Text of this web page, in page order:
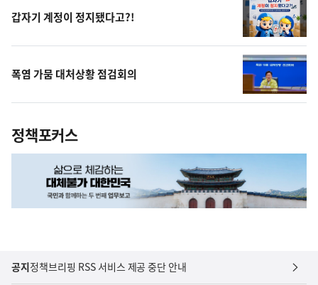
갑자기 계정이 정지됐다고?!
폭염 가뭄 대처상황 점검회의
정책포커스
공지정책브리핑 RSS 서비스 제공 중단 안내